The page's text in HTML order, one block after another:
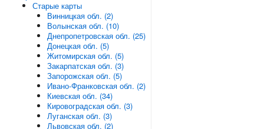
Старые карты
Винницкая обл. (2)
Волынская обл. (10)
Днепропетровская обл. (25)
Донецкая обл. (5)
Житомирская обл. (5)
Закарпатская обл. (3)
Запорожская обл. (5)
Ивано-Франковская обл. (2)
Киевская обл. (34)
Кировоградская обл. (3)
Луганская обл. (3)
Львовская обл. (2)